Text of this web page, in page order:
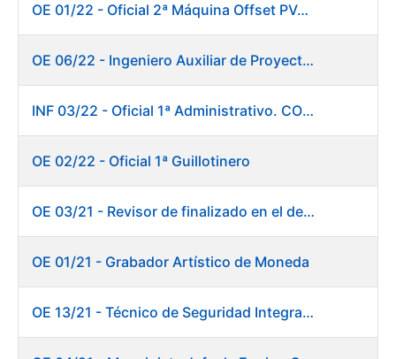
OE 01/22 - Oficial 2ª Máquina Offset PVC+2 colores
OE 06/22 - Ingeniero Auxiliar de Proyectos
INF 03/22 - Oficial 1ª Administrativo. CONSOLIDACIÓN EMPLEO TEMPORAL LARGA DURACIÓN
OE 02/22 - Oficial 1ª Guillotinero
OE 03/21 - Revisor de finalizado en el departamento Fábrica de Papel - Burgos
OE 01/21 - Grabador Artístico de Moneda
OE 13/21 - Técnico de Seguridad Integral (Centro de Trabajo de Burgos)